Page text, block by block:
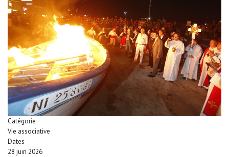
Catégorie
Vie associative
Dates
28 juin 2026